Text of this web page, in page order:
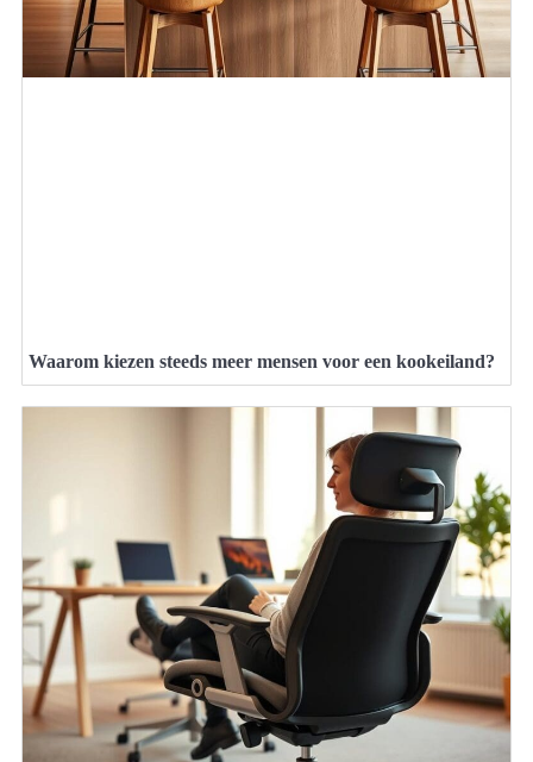
Waarom kiezen steeds meer mensen voor een kookeiland?